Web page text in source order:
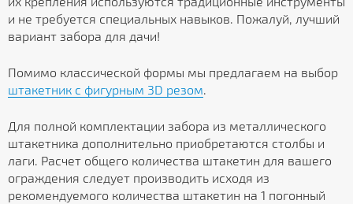
и не требуется специальных навыков. Пожалуй, лучший
вариант забора для дачи!
Помимо классической формы мы предлагаем на выбор
штакетник с фигурным 3D резом.
Для полной комплектации забора из металлического
штакетника дополнительно приобретаются столбы и
лаги. Расчет общего количества штакетин для вашего
ограждения следует производить исходя из
рекомендуемого количества штакетин на 1 погонный